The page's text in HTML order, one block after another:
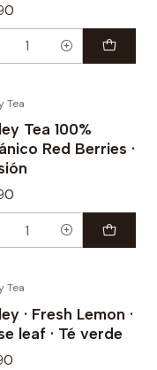
Tea
Tea 100%
Red Berries ·
Tea
· Fresh Lemon ·
leaf · Té verde